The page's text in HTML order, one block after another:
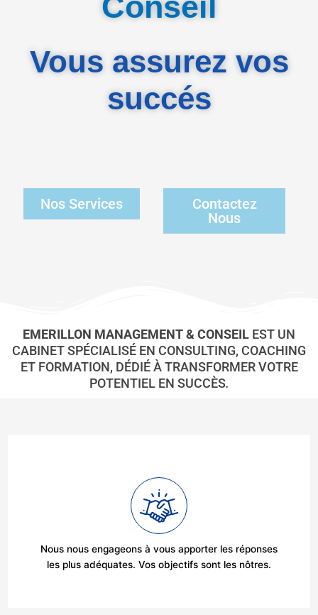
Vous assurez vos
succés
Nos Services
Contactez
Nous
EMERILLON MANAGEMENT & CONSEIL EST UN
CABINET SPÉCIALISÉ EN CONSULTING, COACHING
ET FORMATION, DÉDIÉ À TRANSFORMER VOTRE
POTENTIEL EN SUCCÈS.
Nous nous engageons à vous apporter les réponses
les plus adéquates. Vos objectifs sont les nôtres.